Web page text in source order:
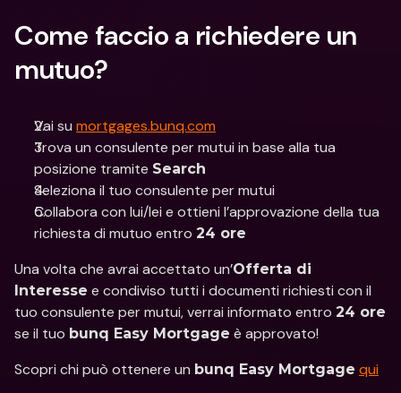
Come faccio a richiedere un
mutuo?
Vai su mortgages.bunq.com
Trova un consulente per mutui in base alla tua
posizione tramite Search
Seleziona il tuo consulente per mutui
Collabora con lui/lei e ottieni l’approvazione della tua
richiesta di mutuo entro 24 ore
Una volta che avrai accettato un’Offerta di
Interesse e condiviso tutti i documenti richiesti con il
tuo consulente per mutui, verrai informato entro 24 ore
se il tuo bunq Easy Mortgage è approvato!
Scopri chi può ottenere un bunq Easy Mortgage qui